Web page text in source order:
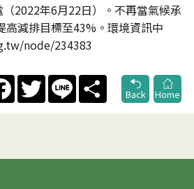
2022年6月22日）。不再當氣候承
高減排目標至43%。環境資訊中
node/234383
FacebookTwitter Line
Share
Back
Home